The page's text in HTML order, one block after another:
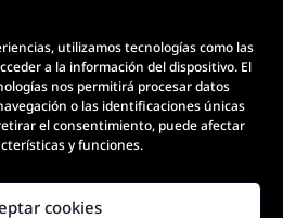
utilizamos tecnologías como las
a la información del dispositivo. El
nos permitirá procesar datos
o las identificaciones únicas
el consentimiento, puede afectar
y funciones.
cookies